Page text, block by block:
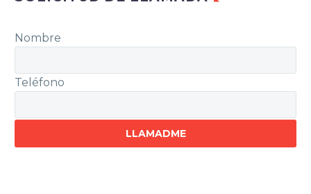
Nombre
Teléfono
favor,